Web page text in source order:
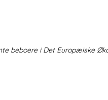
beboere i Det Europæiske